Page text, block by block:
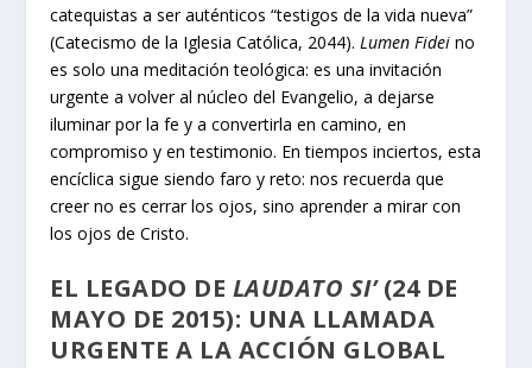
catequistas a ser auténticos “testigos de la vida nueva”
(Catecismo de la Iglesia Católica, 2044). Lumen Fidei no
es solo una meditación teológica: es una invitación
urgente a volver al núcleo del Evangelio, a dejarse
iluminar por la fe y a convertirla en camino, en
compromiso y en testimonio. En tiempos inciertos, esta
encíclica sigue siendo faro y reto: nos recuerda que
creer no es cerrar los ojos, sino aprender a mirar con
los ojos de Cristo.
EL LEGADO DE LAUDATO SI’(24 DE
MAYO DE 2015): UNA LLAMADA
URGENTE A LA ACCIÓN GLOBAL